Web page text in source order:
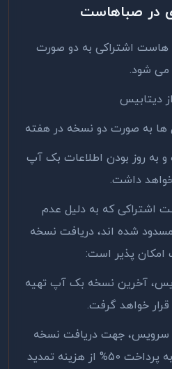
در صباهاست
هاست اشتراکی به دو صورت
می شود.
دیتابیس
ها به صورت دو نسخه در هفته
به روز بودن اطلاعات بک آپ
داشت.
که به دلیل عدم
شده اند، دریافت نسخه
امکان پذیر است:
آخرین نسخه بک آپ تهیه
قرار خواهد گرفت.
سرویس، جهت دریافت نسخه
پشتیبان، کاربر ملزم به پرداخت 50% از هزینه تمدید